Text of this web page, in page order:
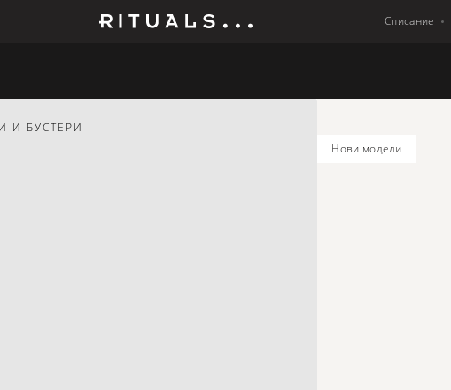
Списание
И БУСТЕРИ
нови модели